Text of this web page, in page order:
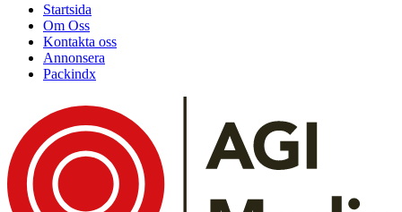
Startsida
Om Oss
Kontakta oss
Annonsera
Packindx